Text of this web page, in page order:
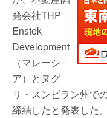
発会社THP
Enstek
Development
（マレーシ
ア）とヌグ
リ・スンビラン州で
締結したと発表した